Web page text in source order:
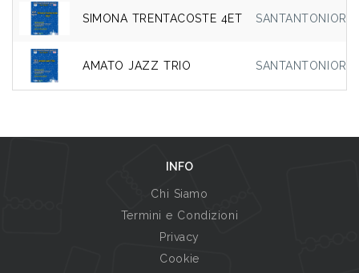
SIMONA TRENTACOSTE 4ET
AMATO JAZZ TRIO
INFO
Chi Siamo
Termini e Condizioni
Privacy
Cookie